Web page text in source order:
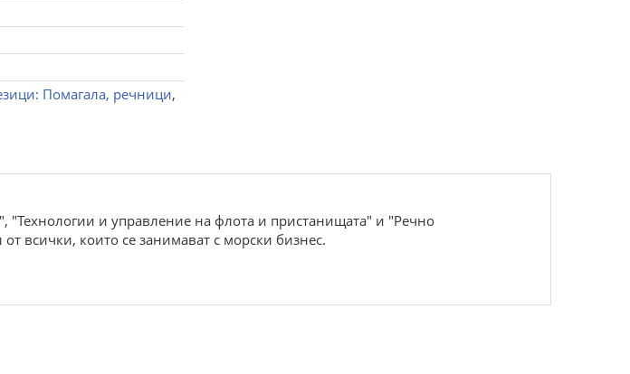
Помагала, речници,
"Технологии и управление на флота и пристанищата" и "Речно
всички, които се занимават с морски бизнес.